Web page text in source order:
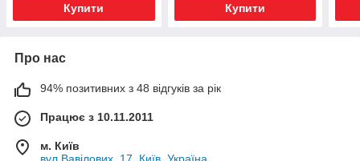
Купити Купити
Про нас
94% позитивних з 48 відгуків за рік
Працює з 10.11.2011
м. Київ
вул.Вавілових, 17, Київ, Україна